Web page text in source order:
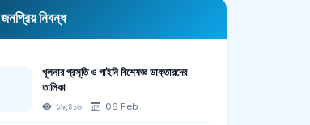
জনপ্রিয় নিবন্ধ
খুলনার প্রসূতি ও গাইনি বিশেষজ্ঞ ডাক্তারদের
তালিকা
১৯,৪১৬ 06 Feb